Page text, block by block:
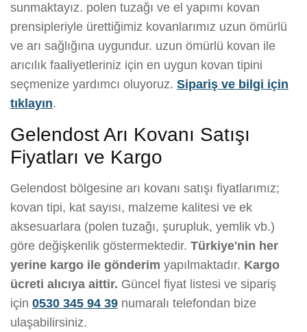
sunmaktayız. polen tuzağı ve el yapımı kovan
prensipleriyle ürettiğimiz kovanlarımız uzun ömürlü
ve arı sağlığına uygundur. uzun ömürlü kovan ile
arıcılık faaliyetleriniz için en uygun kovan tipini
seçmenize yardımcı oluyoruz. Sipariş ve bilgi için
tıklayın.
Gelendost Arı Kovanı Satışı
Fiyatları ve Kargo
Gelendost bölgesine arı kovanı satışı fiyatlarımız;
kovan tipi, kat sayısı, malzeme kalitesi ve ek
aksesuarlara (polen tuzağı, şurupluk, yemlik vb.)
göre değişkenlik göstermektedir. Türkiye'nin her
yerine kargo ile gönderim yapılmaktadır. Kargo
ücreti alıcıya aittir. Güncel fiyat listesi ve sipariş
için 0530 345 94 39 numaralı telefondan bize
ulaşabilirsiniz.